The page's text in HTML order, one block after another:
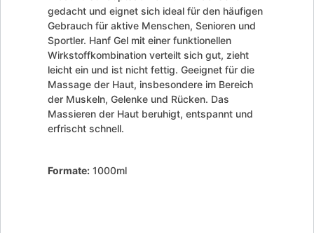
gedacht und eignet sich ideal für den häufigen
Gebrauch für aktive Menschen, Senioren und
Sportler. Hanf Gel mit einer funktionellen
Wirkstoffkombination verteilt sich gut, zieht
leicht ein und ist nicht fettig. Geeignet für die
Massage der Haut, insbesondere im Bereich
der Muskeln, Gelenke und Rücken. Das
Massieren der Haut beruhigt, entspannt und
erfrischt schnell.
Formate: 1000ml